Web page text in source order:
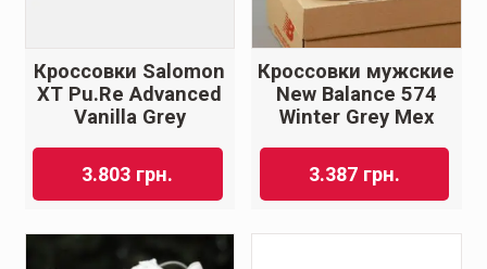
Кроссовки Salomon
XT Pu.Re Advanced
Vanilla Grey
3.803 грн.
Кроссовки мужские
New Balance 574
Winter Grey Мех
3.387 грн.